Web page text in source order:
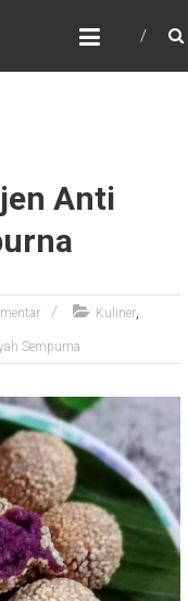
Anti
Kuliner,
Sempurna